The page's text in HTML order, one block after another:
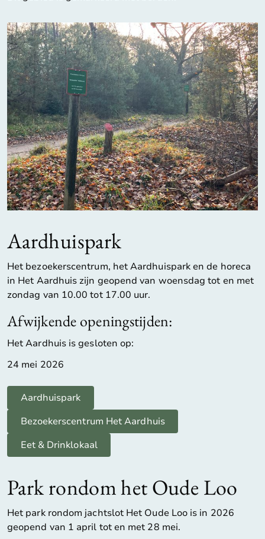
Aardhuispark
Het bezoekerscentrum, het Aardhuispark en de horeca
in Het Aardhuis zijn geopend van woensdag tot en met
zondag van 10.00 tot 17.00 uur.
Afwijkende openingstijden:
Het Aardhuis is gesloten op:
24 mei 2026
Aardhuispark
Bezoekerscentrum Het Aardhuis
Eet & Drinklokaal
Park rondom het Oude Loo
Het park rondom jachtslot Het Oude Loo is in 2026
geopend van 1 april tot en met 28 mei.